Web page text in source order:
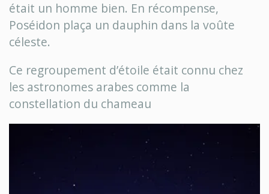
était un homme bien. En récompense,
Poséidon plaça un dauphin dans la voûte
céleste.
Ce regroupement d’étoile était connu chez
les astronomes arabes comme la
constellation du chameau